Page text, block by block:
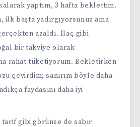
yaptım, 3 hafta beklettim.
ilk başta yadırgıyorsunuz ama
azaldı. İlaç gibi
bir takviye olarak
rahat tüketiyorum. Bekletirken
çevirdim; sanırım böyle daha
faydasını daha iyi
gibi görünse de sabır